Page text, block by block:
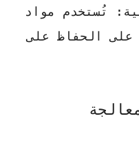
تُستخدم مواد
على الحفاظ على